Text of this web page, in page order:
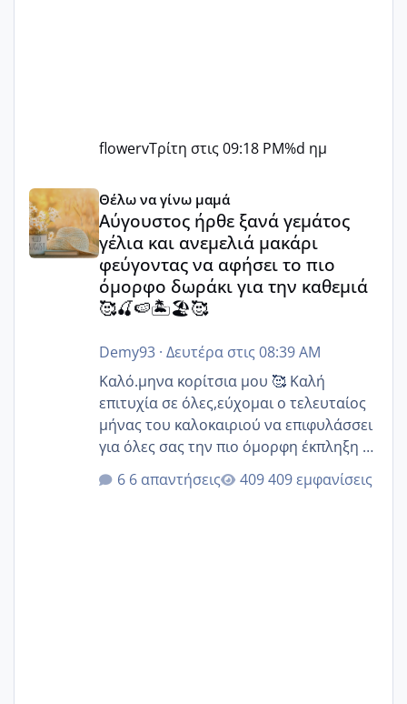
flowervΤρίτη στις 09:18 PM%d ημ
Αύγουστος ήρθε ξανά γεμάτος γέλια και ανεμελιά
Θέλω να γίνω μαμά
Αύγουστος ήρθε ξανά γεμάτος
γέλια και ανεμελιά μακάρι
φεύγοντας να αφήσει το πιο
όμορφο δωράκι για την καθεμιά
🥰🍒🍉🏝️🏖️🥰
Demy93· Δευτέρα στις 08:39 AM
Καλό.μηνα κορίτσια μου 🥰 Καλή
επιτυχία σε όλες,εύχομαι ο τελευταίος
μήνας του καλοκαιριού να επιφυλάσσει
για όλες σας την πιο όμορφη έκπληξη 🧿
@Elk @Melikara86 @Παρασκευαιδου
@Zenia z @melitiniღ @Christi.D.
6 απαντήσεις 409 εμφανίσεις